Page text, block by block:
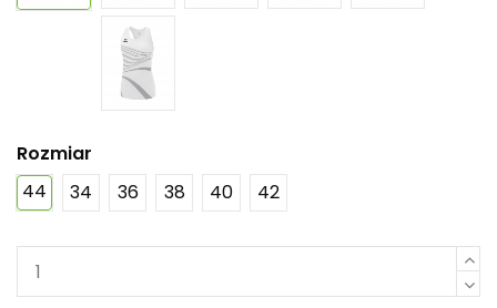
Rozmiar
44
34 36 38 40 42